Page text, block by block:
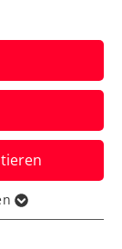
Bull
da – für
der